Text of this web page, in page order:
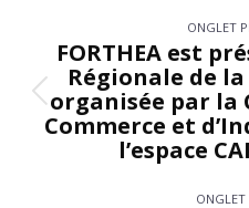
de
commentaire
ONGLET
FORTHEA est
Régionale de
organisée par la
Commerce et
l’espace
ONGLET